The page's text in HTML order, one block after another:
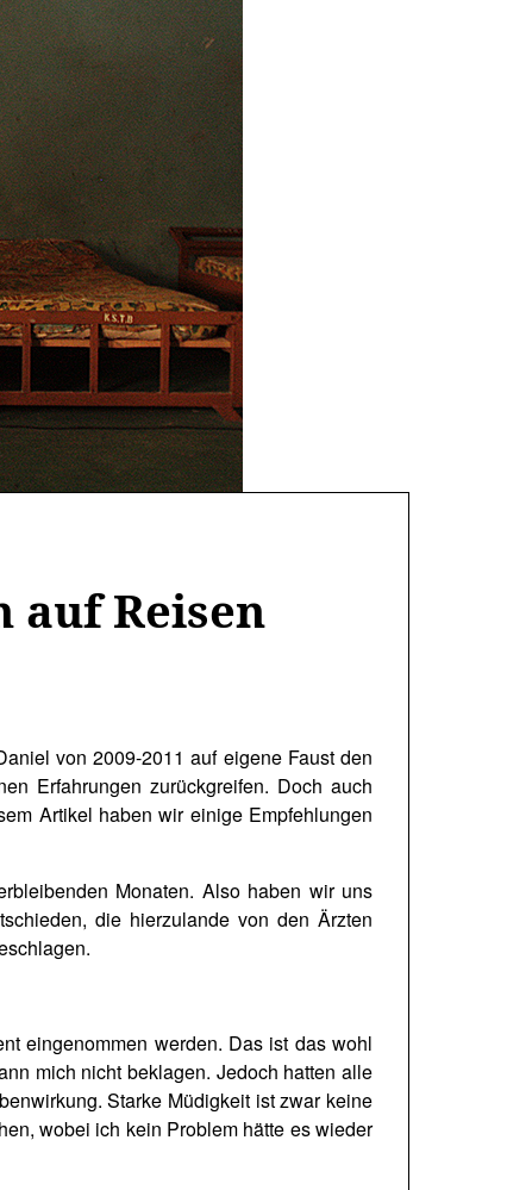
auf Reisen
von 2009-2011 auf eigene Faust den
Erfahrungen zurückgreifen. Doch auch
Artikel haben wir einige Empfehlungen
Monaten. Also haben wir uns
die hierzulande von den Ärzten
eingenommen werden. Das ist das wohl
mich nicht beklagen. Jedoch hatten alle
Starke Müdigkeit ist zwar keine
wobei ich kein Problem hätte es wieder